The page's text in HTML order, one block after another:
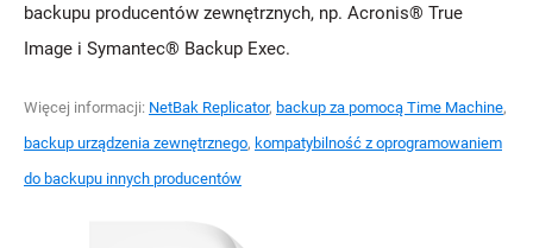
backupu producentów zewnętrznych, np. Acronis® True
Image i Symantec® Backup Exec.
Więcej informacji: NetBak Replicator, backup za pomocą Time Machine,
backup urządzenia zewnętrznego, kompatybilność z oprogramowaniem
do backupu innych producentów